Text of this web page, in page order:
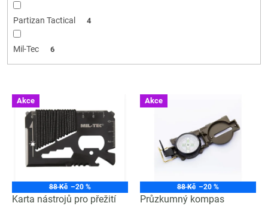
Partizan Tactical 4
Mil-Tec 6
V Akce
88 Kč –20 %
Karta nástrojů pro přežití
Akce
88 Kč –20 %
Průzkumný kompas